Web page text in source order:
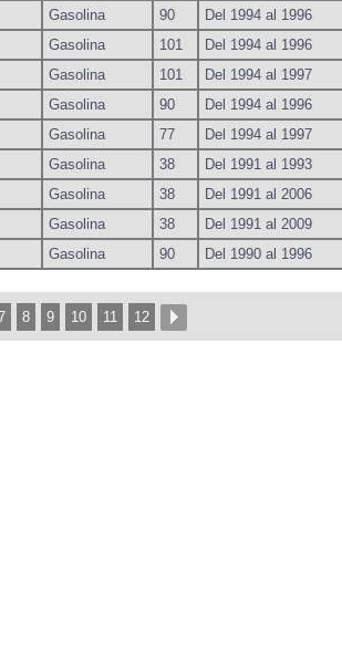
Gasolina 90 Del 1994 al 1996
Gasolina 101 Del 1994 al 1996
Gasolina 101 Del 1994 al 1997
Gasolina 90 Del 1994 al 1996
Gasolina 77 Del 1994 al 1997
Gasolina 38 Del 1991 al 1993
Gasolina 38 Del 1991 al 2006
Gasolina 38 Del 1991 al 2009
Gasolina 90 Del 1990 al 1996
8 9 10 11 12